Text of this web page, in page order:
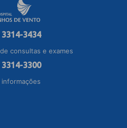
3314-3434
consultas e exames
3314-3300
informações